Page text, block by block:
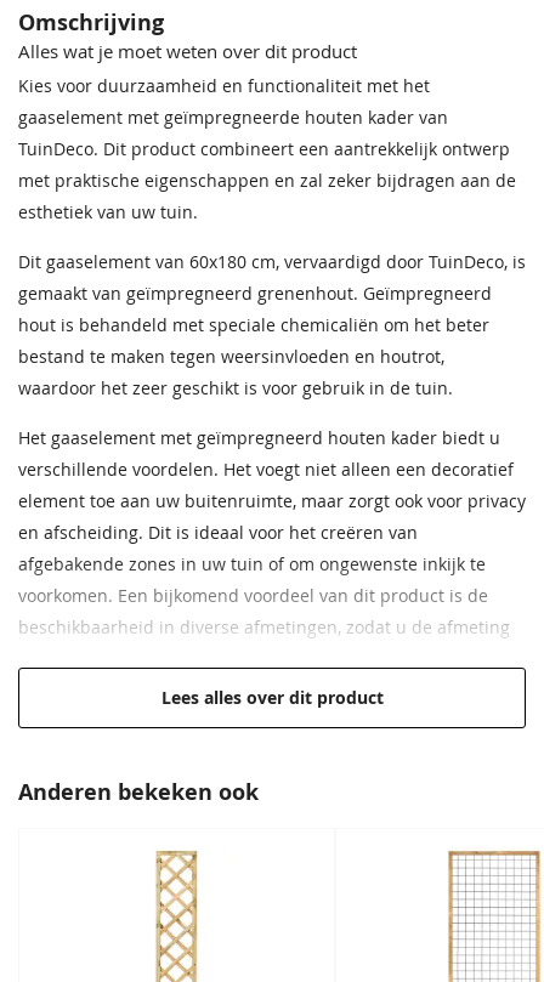
Omschrijving
Alles wat je moet weten over dit product
Kies voor duurzaamheid en functionaliteit met het
gaaselement met geïmpregneerde houten kader van
TuinDeco. Dit product combineert een aantrekkelijk ontwerp
met praktische eigenschappen en zal zeker bijdragen aan de
esthetiek van uw tuin.
Dit gaaselement van 60x180 cm, vervaardigd door TuinDeco, is
gemaakt van geïmpregneerd grenenhout. Geïmpregneerd
hout is behandeld met speciale chemicaliën om het beter
bestand te maken tegen weersinvloeden en houtrot,
waardoor het zeer geschikt is voor gebruik in de tuin.
Het gaaselement met geïmpregneerd houten kader biedt u
verschillende voordelen. Het voegt niet alleen een decoratief
element toe aan uw buitenruimte, maar zorgt ook voor privacy
en afscheiding. Dit is ideaal voor het creëren van
afgebakende zones in uw tuin of om ongewenste inkijk te
voorkomen. Een bijkomend voordeel van dit product is de
beschikbaarheid in diverse afmetingen, zodat u de afmeting
heeft u de flexibiliteit om uw buitenruimte op maat in te
richten.
Geïmpregneerd grenenhout
Creëert een natuurlijke afscheiding
Verschillende breedtematen beschikbaar
Lees alles over dit product
Anderen bekeken ook